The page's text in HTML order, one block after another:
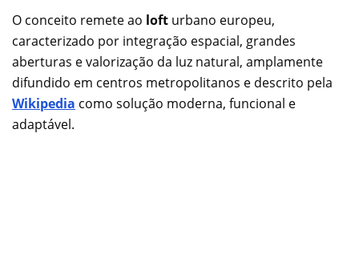
O conceito remete ao loft urbano europeu,
caracterizado por integração espacial, grandes
aberturas e valorização da luz natural, amplamente
difundido em centros metropolitanos e descrito pela
Wikipedia como solução moderna, funcional e
adaptável.